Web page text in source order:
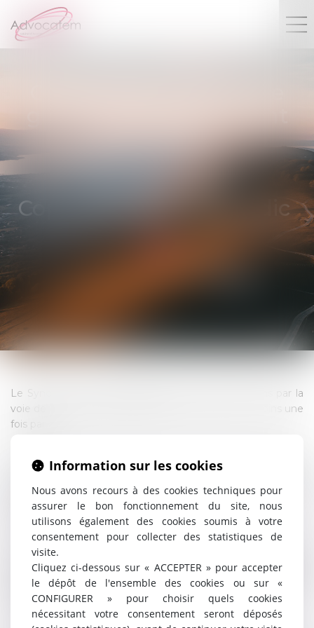
de charges,
responsabilités du
Syndicat des
Copropriétaires et Syndic
Le Syndicat des Copropriétaires prend des décisions par la
voie de son assemblée générale qui se réunit au moins une
fois par an.
d’actions tendant à l’annulation de tout ou partie des
résolutions lorsqu’un copropriétaire estime que ces
dernières ont été votées de manière irrégulière ou
méconnaissent ses droits.
C’est le Tribunal Judiciaire, saisi dans un délai de 2 mois à
compter de la notification du Procès-verbal de l’assemblée
générale, qui tranche alors, annulant parfois les résolutions
et pouvant même dans certains cas se substituer à
l’assemblée générale.
Information sur les cookies
Nous avons recours à des cookies techniques pour
assurer le bon fonctionnement du site, nous
utilisons également des cookies soumis à votre
consentement pour collecter des statistiques de
visite.
Cliquez ci-dessous sur « ACCEPTER » pour accepter
le dépôt de l'ensemble des cookies ou sur «
CONFIGURER » pour choisir quels cookies
nécessitant votre consentement seront déposés